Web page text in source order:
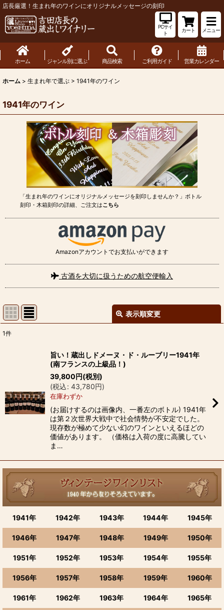
店長厳選！生まれ年のワインにオリジナルメッセージの刻印
PCサイ
ト
カート メニュー
ホーム ジャンル別に選ぶ 商品検索 ご利用ガイド 営業カレンダー
ホーム > 生まれ年で選ぶ > 1941年のワイン
1941年のワイン
「生まれ年のワインにオリジナルメッセージを刻印しませんか？」ボトル
刻印・木箱刻印の詳細、ご注文はこちら
Amazonアカウントでお支払いができます
古酒を大切に扱うための航空便輸入
表示順変更
1件
旨い！蔵出しドメーヌ・ド・ルーブリー1941年
(南フランスの上級品！)
39,800円(税別)
(税込: 43,780円)
在庫わずか
(お届けするのは画像内、一番左のボトル) 1941年
は第２次世界大戦中で社会情勢が不安定でした。
現存数が極めて少ない幻のワインといえるほどの
価値があります。 （価格は入荷の度に高騰してい
ま…
1941年 1942年 1943年 1944年 1945年
1946年 1947年 1948年 1949年 1950年
1951年 1952年 1953年 1954年 1955年
1956年 1957年 1958年 1959年 1960年
1961年 1962年 1963年 1964年 1965年